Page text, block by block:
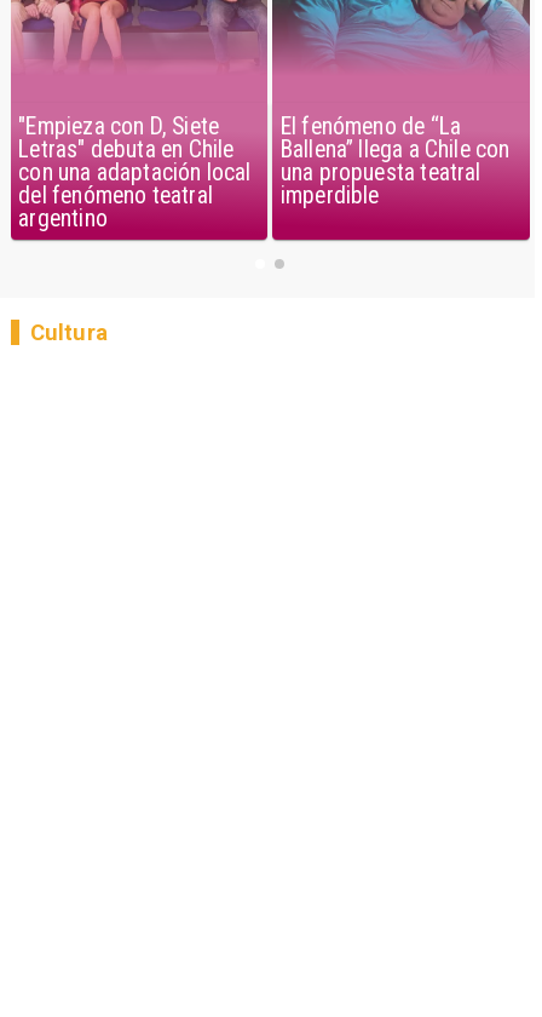
"Empieza con D, Siete
Letras" debuta en Chile
con una adaptación local
del fenómeno teatral
argentino
El fenómeno de “La
Ballena” llega a Chile con
una propuesta teatral
imperdible
Cultura